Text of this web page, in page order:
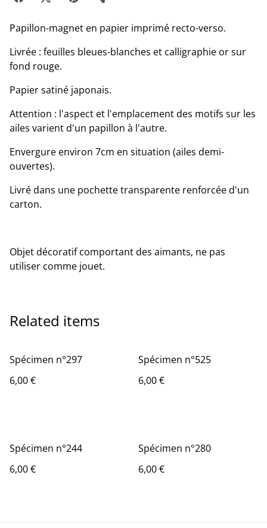
Papillon-magnet en papier imprimé recto-verso.
Livrée : feuilles bleues-blanches et calligraphie or sur
fond rouge.
Papier satiné japonais.
Attention : l'aspect et l'emplacement des motifs sur les
ailes varient d'un papillon à l'autre.
Envergure environ 7cm en situation (ailes demi-
ouvertes).
Livré dans une pochette transparente renforcée d'un
carton.
Objet décoratif comportant des aimants, ne pas
utiliser comme jouet.
Related items
Spécimen n°297
6,00 €
Spécimen n°525
6,00 €
Spécimen n°244
6,00 €
Spécimen n°280
6,00 €